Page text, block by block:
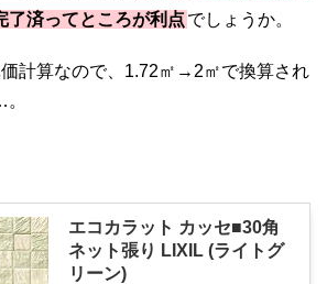
了済ってところが利点 でしょうか。
計算なので、1.72㎡→2㎡で換算され
エコカラット カッセ■30角
ネット張り LIXIL (ライトグ
リーン)